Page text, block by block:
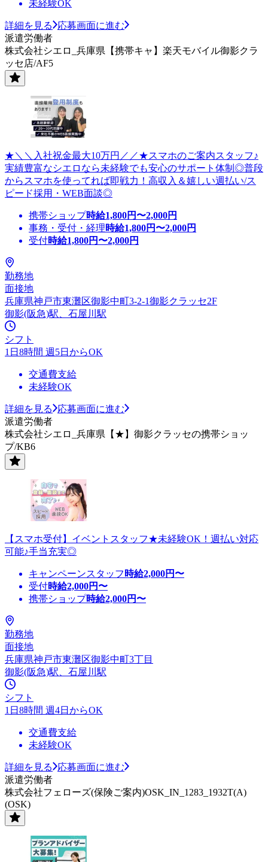
未経験OK
詳細を見る
応募画面に進む
派遣労働者
株式会社シエロ_兵庫県【携帯キャ】楽天モバイル御影クラ
ッセ店/AF5
★＼＼入社祝金最大10万円／／★スマホのご案内スタッフ♪
実績豊富なシエロなら未経験でも安心のサポート体制◎普段
からスマホを使ってれば即戦力！高収入＆嬉しい週払い/ス
ピード採用・WEB面談◎
携帯ショップ時給1,800円〜2,000円
事務・受付・経理時給1,800円〜2,000円
受付時給1,800円〜2,000円
勤務地
面接地
兵庫県神戸市東灘区御影中町3-2-1御影クラッセ2F
御影(阪急)駅、石屋川駅
シフト
1日8時間 週5日からOK
交通費支給
未経験OK
詳細を見る
応募画面に進む
派遣労働者
株式会社シエロ_兵庫県【★】御影クラッセの携帯ショッ
プ/KB6
【スマホ受付】イベントスタッフ★未経験OK！週払い対応
可能♪手当充実◎
キャンペーンスタッフ 時給2,000円〜
受付時給2,000円〜
携帯ショップ時給2,000円〜
勤務地
面接地
兵庫県神戸市東灘区御影中町3丁目
御影(阪急)駅、石屋川駅
シフト
1日8時間 週4日からOK
交通費支給
未経験OK
詳細を見る
応募画面に進む
派遣労働者
株式会社フェローズ(保険ご案内)OSK_IN_1283_1932T(A)
(OSK)